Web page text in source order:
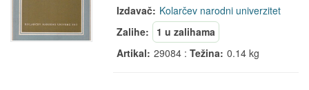
Izdavač: Kolarčev narodni univerzitet
Zalihe:
1 u zalihama
Artikal: 29084 :Težina: 0.14 kg